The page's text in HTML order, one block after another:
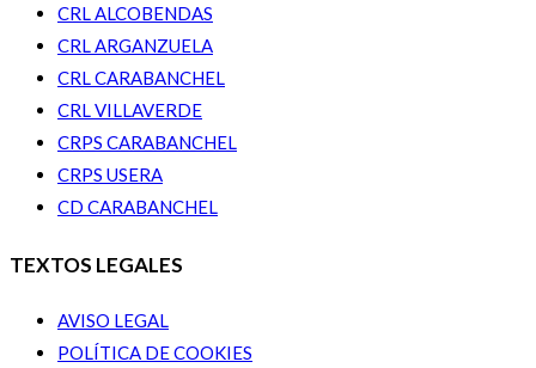
CRL ALCOBENDAS
CRL ARGANZUELA
CRL CARABANCHEL
CRL VILLAVERDE
CRPS CARABANCHEL
CRPS USERA
CD CARABANCHEL
TEXTOS LEGALES
AVISO LEGAL
POLÍTICA DE COOKIES